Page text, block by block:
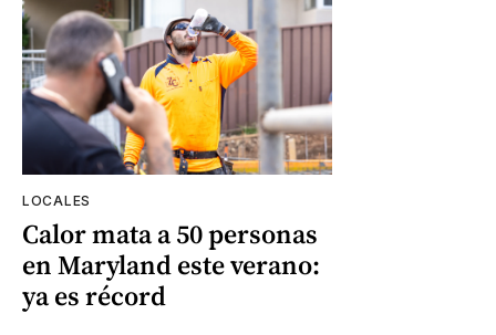
LOCALES
Calor mata a 50 personas
en Maryland este verano:
ya es récord